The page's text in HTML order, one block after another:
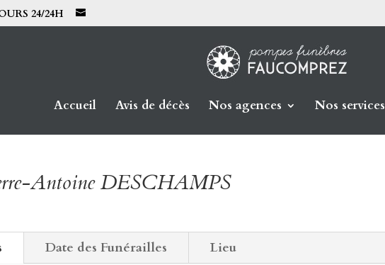
24/24H
Accueil Avis de décès Nos agences Nos services
Antoine DESCHAMPS
Date des Funérailles Lieu